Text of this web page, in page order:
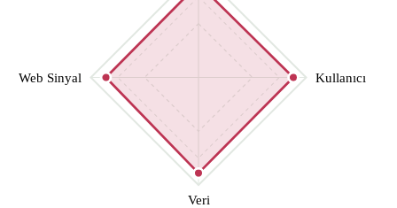
Kullanıcı
Veri
Web Sinyal